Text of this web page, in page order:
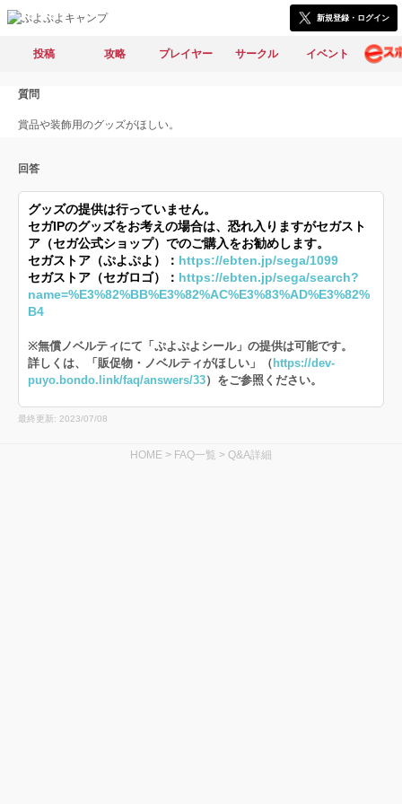
新規登録・ログイン
投稿 攻略 プレイヤー サークル イベント
質問
賞品や装飾用のグッズがほしい。
回答
グッズの提供は行っていません。
セガIPのグッズをお考えの場合は、恐れ入りますがセガスト
ア（セガ公式ショップ）でのご購入をお勧めします。
セガストア（ぷよぷよ）： https://ebten.jp/sega/1099
セガストア（セガロゴ）： https://ebten.jp/sega/search?
name=%E3%82%BB%E3%82%AC%E3%83%AD%E3%82%
B4
※無償ノベルティにて「ぷよぷよシール」の提供は可能です。
詳しくは、「販促物・ノベルティがほしい」（ https://dev-
puyo.bondo.link/faq/answers/33）をご参照ください。
最終更新: 2023/07/08
HOME > FAQ一覧 > Q&A詳細